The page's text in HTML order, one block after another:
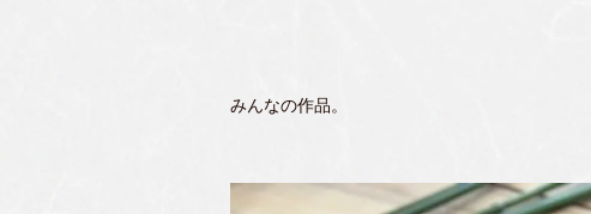
みんなの作品。